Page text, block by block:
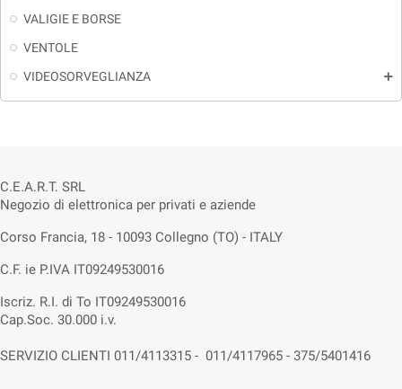
VALIGIE E BORSE
VENTOLE
VIDEOSORVEGLIANZA
add
C.E.A.R.T. SRL
Negozio di elettronica per privati e aziende
Corso Francia, 18 - 10093 Collegno (TO) - ITALY
C.F. ie P.IVA IT09249530016
Iscriz. R.I. di To IT09249530016
Cap.Soc. 30.000 i.v.
SERVIZIO CLIENTI 011/4113315 - 011/4117965 - 375/5401416